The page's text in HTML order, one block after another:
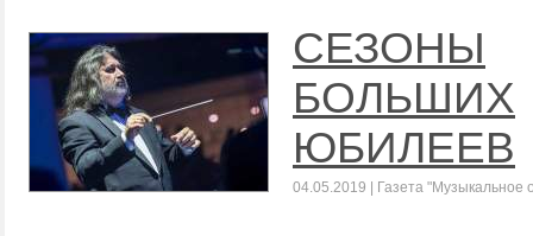
СЕЗОНЫ
БОЛЬШИХ
ЮБИЛЕЕВ
04.05.2019 | Газета "Музыкальное